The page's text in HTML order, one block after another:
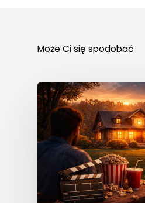
Może Ci się spodobać